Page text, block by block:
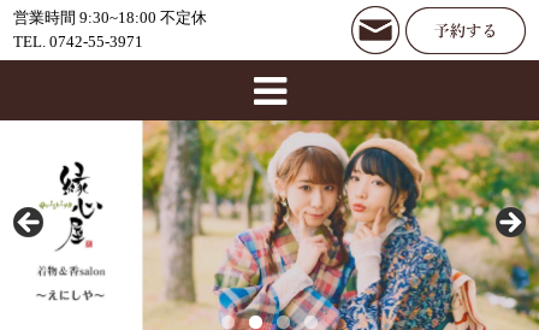
営業時間 9:30~18:00 不定休
TEL. 0742-55-3971